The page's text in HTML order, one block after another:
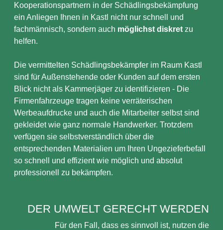
Kooperationspartnern in der Schädlingsbekämpfung
ein Anliegen Ihnen in Kastl nicht nur schnell und
fachmännisch, sondern auch möglichst diskret zu
helfen.
Die vermittelten Schädlingsbekämpfer im Raum Kastl
sind für Außenstehende oder Kunden auf dem ersten
Blick nicht als Kammerjäger zu identifizieren - Die
Firmenfahrzeuge tragen keine verräterischen
Werbeaufdrucke und auch die Mitarbeiter selbst sind
gekleidet wie ganz normale Handwerker. Trotzdem
verfügen sie selbstverständlich über die
entsprechenden Materialien um Ihren Ungezieferbefall
so schnell und effizient wie möglich und absolut
professionell zu bekämpfen.
DER UMWELT GERECHT WERDEN
Für den Fall, dass es sinnvoll ist, nutzen die